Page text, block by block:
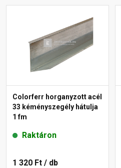
Colorferr horganyzott acél
33 kéményszegély hátulja
1 fm
Raktáron
1 320 Ft / db